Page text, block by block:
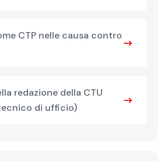
CTP nelle causa contro
redazione della CTU
di ufficio)